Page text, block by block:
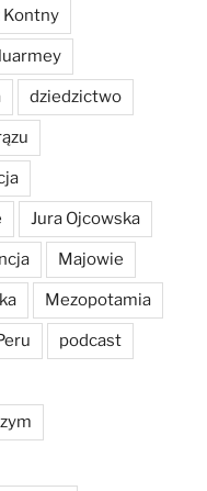
Kontny
dziedzictwo
Jura Ojcowska
Majowie
Mezopotamia
podcast